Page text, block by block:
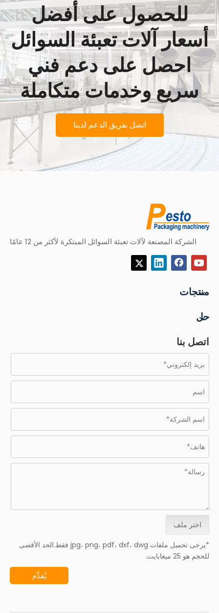
للحصول على أفضل
أسعار آلات تعبئة السوائل
احصل على دعم فني
سريع وخدمات متكاملة
اتصل بفريق الدعم لدينا
الشركة المصنعة لآلات تعبئة السوائل المبتكرة لأكثر من 12 عامًا
منتجات
حل
اتصل بنا
اختر ملف
*يرجى تحميل ملفات jpg، png، pdf، dxf، dwg فقط.الحد الأقصى
للحجم هو 25 ميغابايت.
يُقدِّم